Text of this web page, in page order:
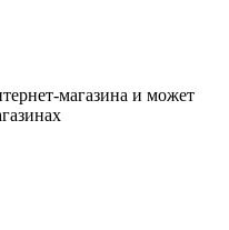
магазина и может